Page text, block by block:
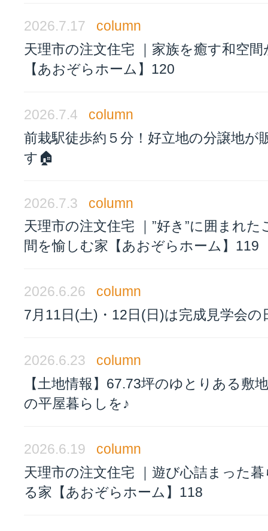
2026.7.17
column
天理市の注文住宅 ｜家族を癒す和空
【あおぞらホーム】120
2026.7.4
column
前栽駅徒歩約５分！好立地の分譲地が
す🏠
2026.7.3
column
天理市の注文住宅 ｜”好き”に囲まれた
間を愉しむ家【あおぞらホーム】119
2026.6.26
column
7月11日(土)・12日(日)は完成見学会の
2026.6.23
column
【土地情報】67.73坪のゆとりある敷
の平屋暮らしを♪
2026.6.19
column
天理市の注文住宅 ｜遊び心詰まった
る家【あおぞらホーム】118